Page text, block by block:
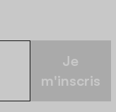
Je
m'inscris